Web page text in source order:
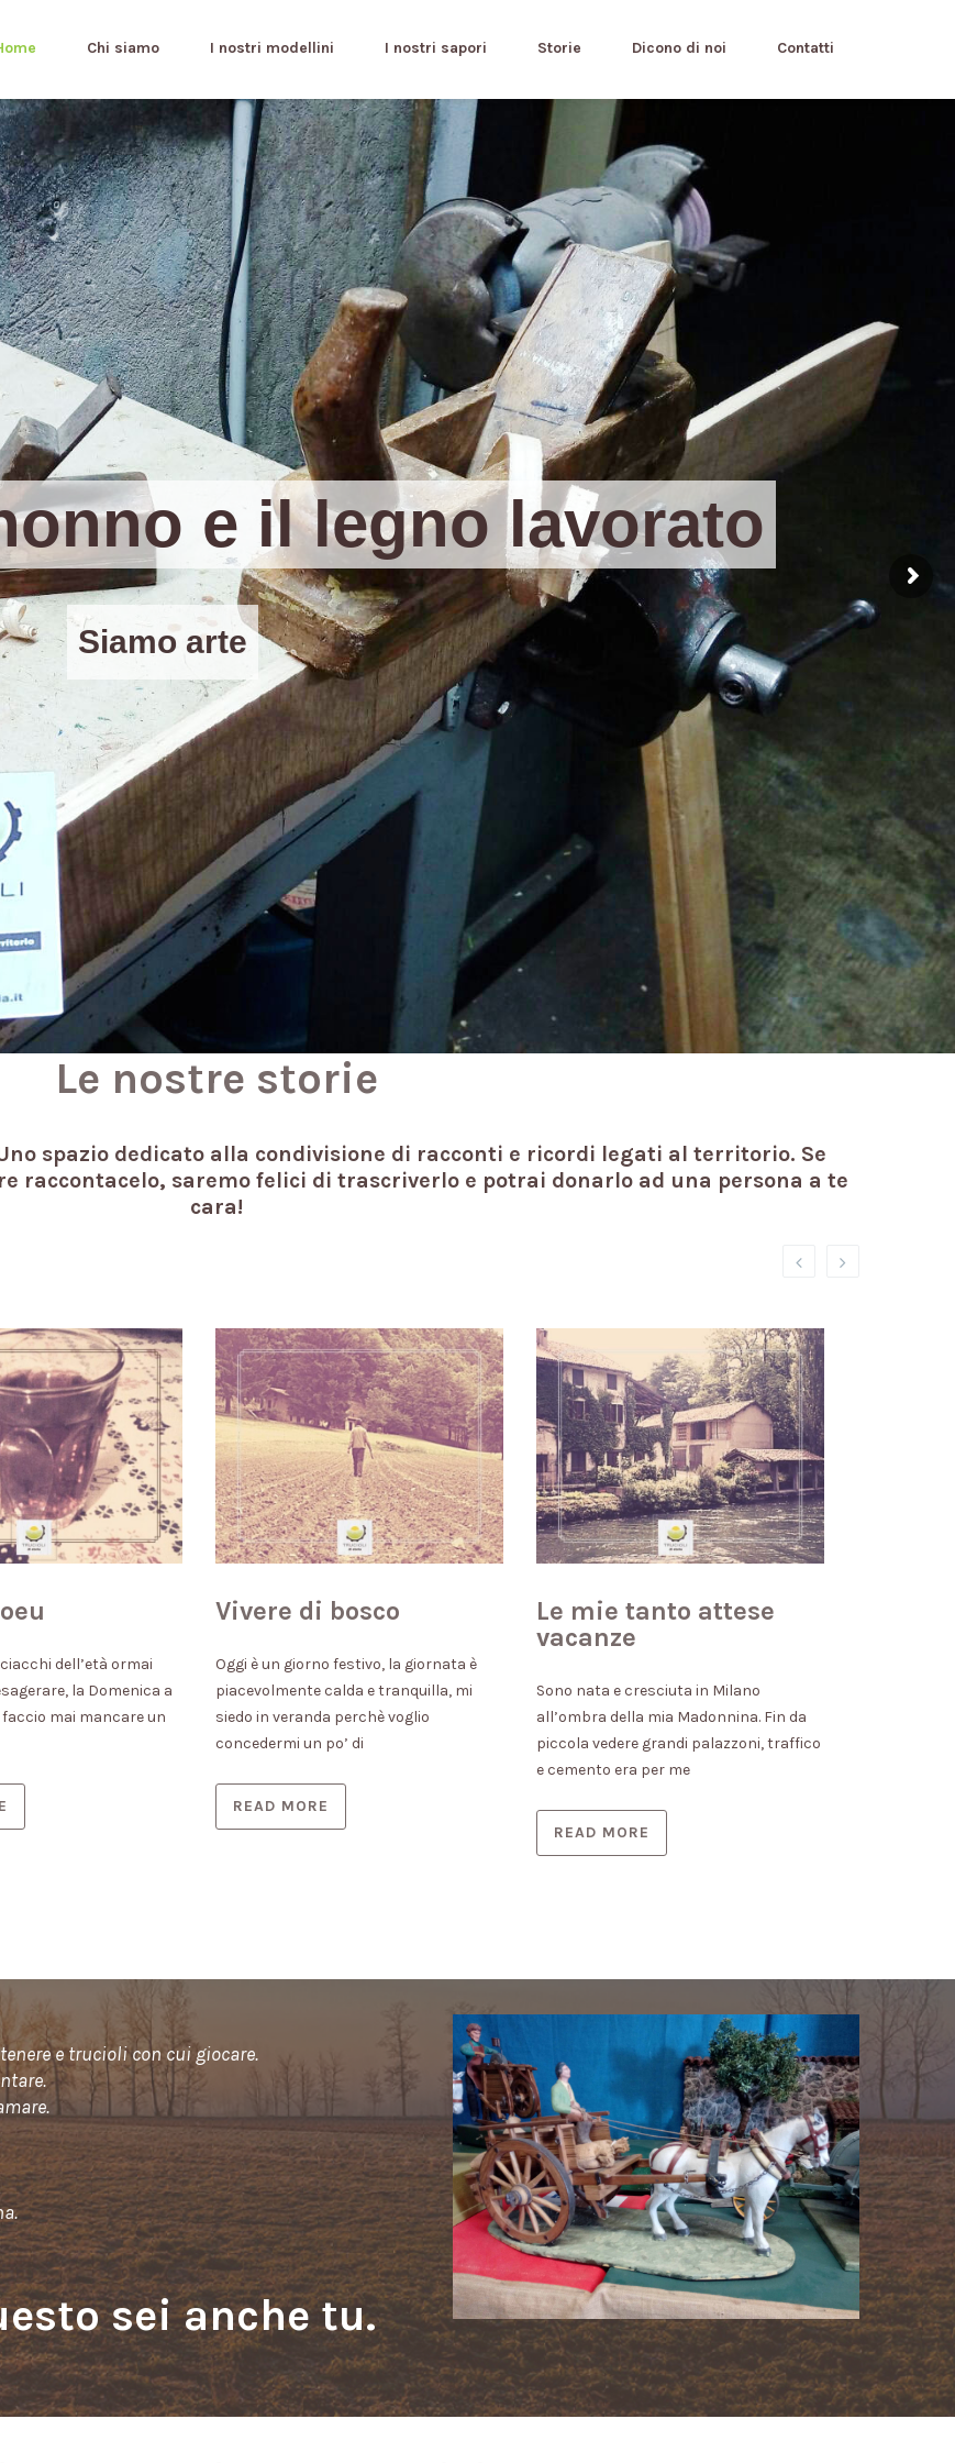
Chi siamo I nostri modellini I nostri sapori Storie Dicono di noi Contatti
e il legno lavorato
Siamo arte
Le nostre storie
spazio dedicato alla condivisione di racconti e ricordi legati al territorio. Se
raccontacelo, saremo felici di trascriverlo e potrai donarlo ad una persona a te
cara!
dell’età ormai
la Domenica a
mai mancare un
Vivere di bosco
Oggi è un giorno festivo, la giornata è
piacevolmente calda e tranquilla, mi
siedo in veranda perchè voglio
concedermi un po’ di
READ MORE
Le mie tanto attese
vacanze
Sono nata e cresciuta in Milano
all’ombra della mia Madonnina. Fin da
piccola vedere grandi palazzoni, traffico
e cemento era per me
READ MORE
legno lavorato.
con cui giocare.
sei anche tu.